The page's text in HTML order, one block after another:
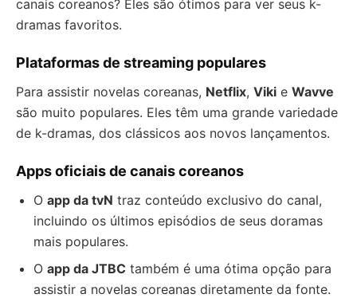
canais coreanos? Eles são ótimos para ver seus k-
dramas favoritos.
Plataformas de streaming populares
Para assistir novelas coreanas, Netflix, Viki e Wavve
são muito populares. Eles têm uma grande variedade
de k-dramas, dos clássicos aos novos lançamentos.
Apps oficiais de canais coreanos
O app da tvN traz conteúdo exclusivo do canal,
incluindo os últimos episódios de seus doramas
mais populares.
O app da JTBC também é uma ótima opção para
assistir a novelas coreanas diretamente da fonte.